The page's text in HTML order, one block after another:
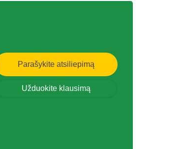
Parašykite atsiliepimą
Užduokite klausimą